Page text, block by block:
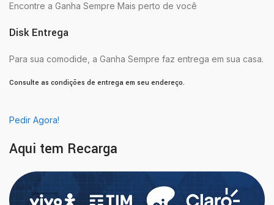
Encontre a Ganha Sempre Mais perto de você
Disk Entrega
Para sua comodide, a Ganha Sempre faz entrega em sua casa.
Consulte as condições de entrega em seu endereço.
Pedir Agora!
Aqui tem Recarga